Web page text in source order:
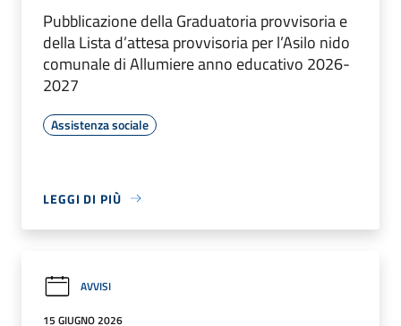
Pubblicazione della Graduatoria provvisoria e
della Lista d’attesa provvisoria per l’Asilo nido
comunale di Allumiere anno educativo 2026-
2027
Assistenza sociale
LEGGI DI PIÙ
AVVISI
15 GIUGNO 2026